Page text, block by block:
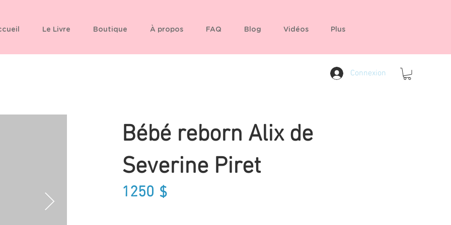
Le Livre Boutique À propos FAQ Blog Vidéos Plus
Connexion
Bébé reborn Alix de
Severine Piret
1250 $